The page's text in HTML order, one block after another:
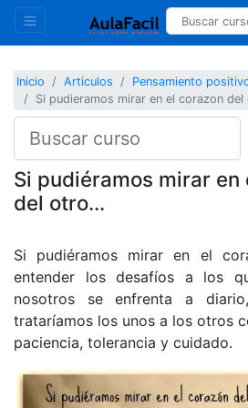
Inicio Articulos
Pensamiento
Si pudieramos mirar en el corazon del
Si pudiéramos mirar en
del otro...
Si pudiéramos mirar en el
entender los desafíos a los
nosotros se enfrenta a
trataríamos los unos a los otros
paciencia, tolerancia y cuidado.